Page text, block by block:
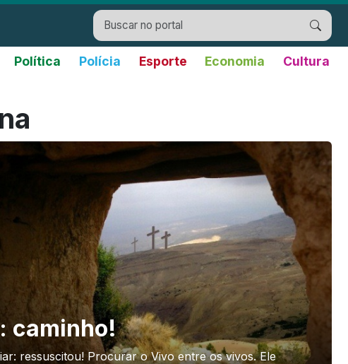
Política Polícia Esporte Economia Cultura
caminho!
ressuscitou! Procurar o Vivo entre os vivos. Ele